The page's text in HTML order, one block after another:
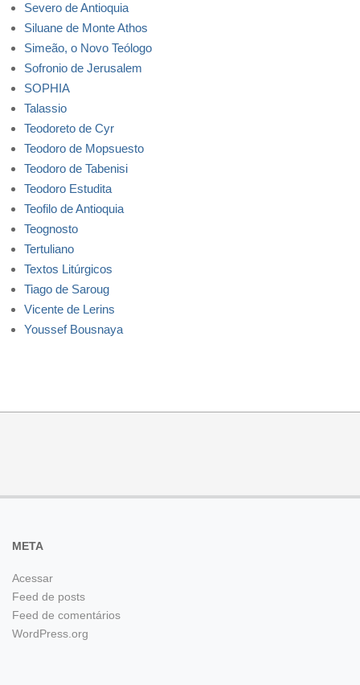
Severo de Antioquia
Siluane de Monte Athos
Simeão, o Novo Teólogo
Sofronio de Jerusalem
SOPHIA
Talassio
Teodoreto de Cyr
Teodoro de Mopsuesto
Teodoro de Tabenisi
Teodoro Estudita
Teofilo de Antioquia
Teognosto
Tertuliano
Textos Litúrgicos
Tiago de Saroug
Vicente de Lerins
Youssef Bousnaya
META
Acessar
Feed de posts
Feed de comentários
WordPress.org